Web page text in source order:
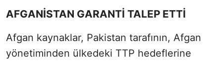
AFGANİSTAN GARANTİ TALEP ETTİ
Afgan kaynaklar, Pakistan tarafının, Afgan
yönetiminden ülkedeki TTP hedeflerine